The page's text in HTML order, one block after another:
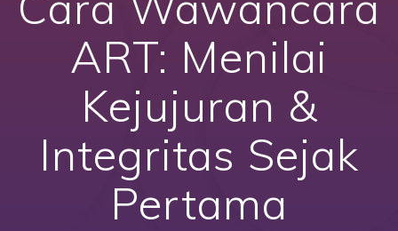
ART: Menilai
Kejujuran &
Integritas Sejak
Pertama